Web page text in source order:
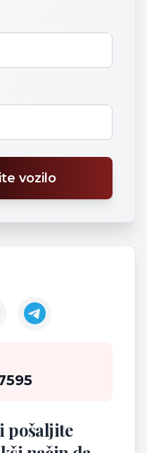
vozilo
pošaljite